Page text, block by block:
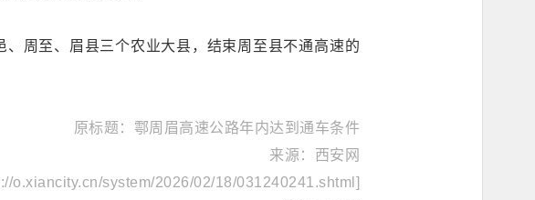
周至、眉县三个农业大县，结束周至县不通高速的
原标题：鄠周眉高速公路年内达到通车条件‌
来源：西安网
o.xiancity.cn/system/2026/02/18/031240241.shtml]